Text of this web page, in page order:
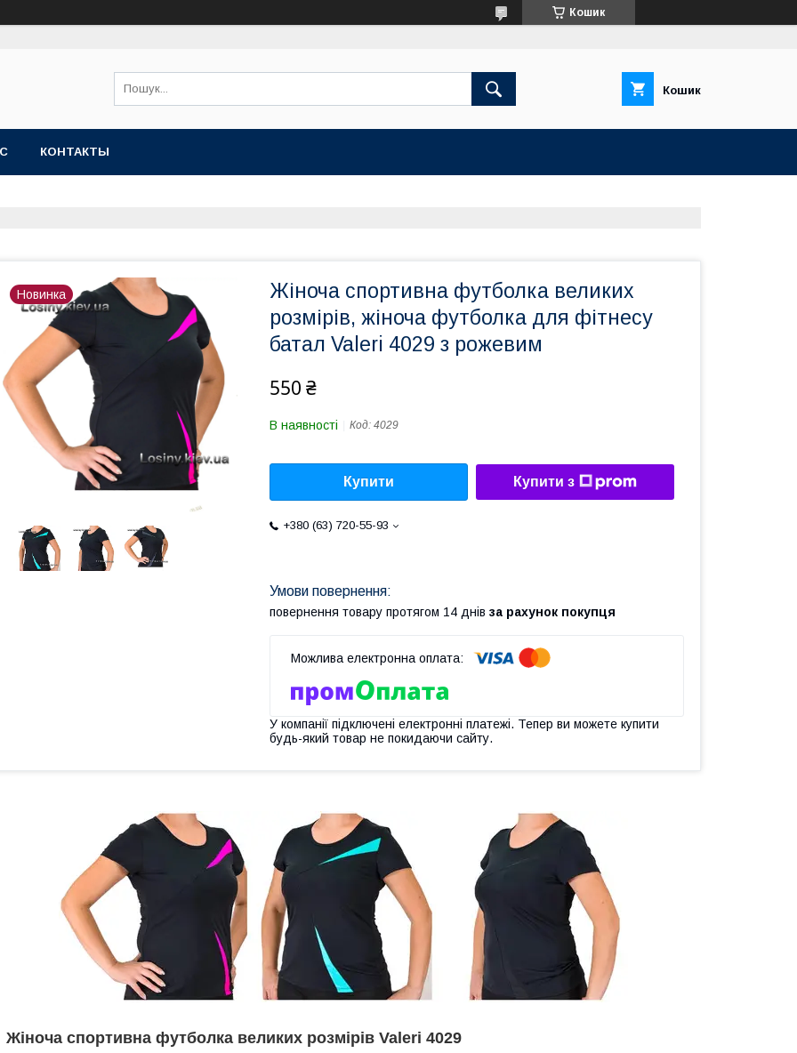
Кошик
Кошик
КОНТАКТЫ
Новинка
Жіноча спортивна футболка великих
розмірів, жіноча футболка для фітнесу
батал Valeri 4029 з рожевим
550 ₴
В наявності Код: 4029
Купити Купити з
+380 (63) 720-55-93
повернення товару протягом 14 днів за рахунок покупця
У компанії підключені електронні платежі. Тепер ви можете купити
будь-який товар не покидаючи сайту.
Жіноча спортивна футболка великих розмірів Valeri 4029